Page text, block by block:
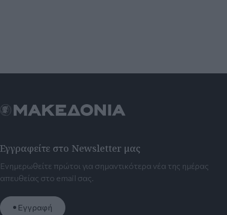
Εγγραφείτε στο Newsletter μας
Ενημερωθείτε πρώτοι για σημαντικότερα νέα της ημέρας
απευθείας στο email σας.
Εγγραφή